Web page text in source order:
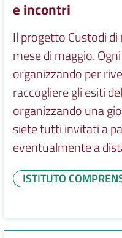
e incontri
Il progetto Custodi
mese di maggio.
organizzando per
raccogliere gli esiti
organizzando una
siete tutti invitati a
eventualmente a
ISTITUTO